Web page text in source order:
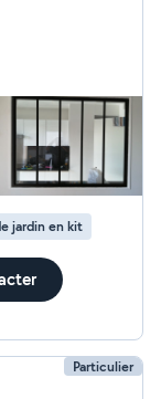
1 C4picasso
jardin en kit
Particulier